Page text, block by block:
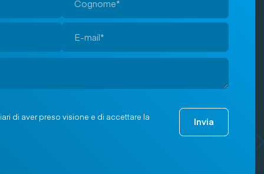
di aver preso visione e di accettare la